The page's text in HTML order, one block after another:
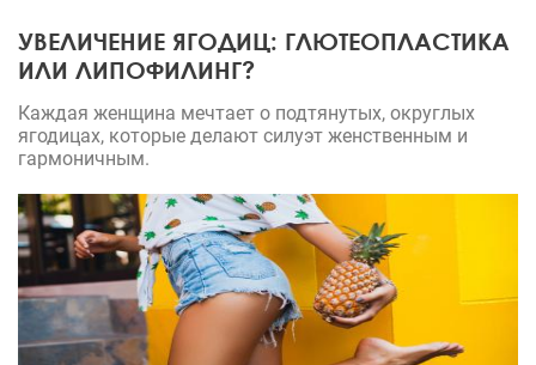
УВЕЛИЧЕНИЕ ЯГОДИЦ: ГЛЮТЕОПЛАСТИКА
ИЛИ ЛИПОФИЛИНГ?
Каждая женщина мечтает о подтянутых, округлых
ягодицах, которые делают силуэт женственным и
гармоничным.